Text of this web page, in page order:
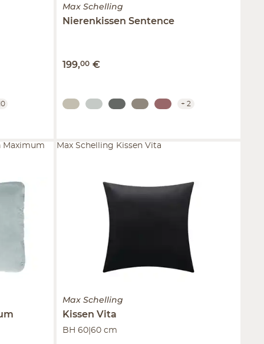
Max Schelling
Nierenkissen Sentence
199,00 €
+ 2
Maximum
Max Schelling
Kissen Vita
BH 60|60 cm
Max Schelling Kissen Vita